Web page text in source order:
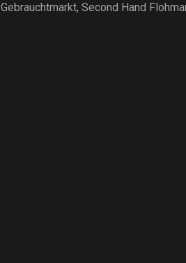
Gebrauchtmarkt, Second Hand